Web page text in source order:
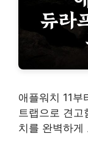
애플워치 11부
트랩으로 견고
치를 완벽하게